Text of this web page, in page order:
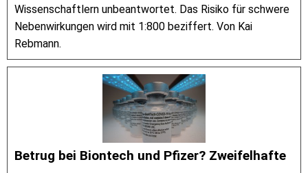
Wissenschaftlern unbeantwortet. Das Risiko für schwere
Nebenwirkungen wird mit 1:800 beziffert. Von Kai
Rebmann.
Betrug bei Biontech und Pfizer? Zweifelhafte